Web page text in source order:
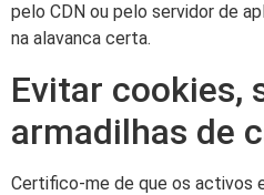
pelo CDN ou pelo servidor de
na alavanca certa.
Evitar cookies,
armadilhas de
Certifico-me de que os activos